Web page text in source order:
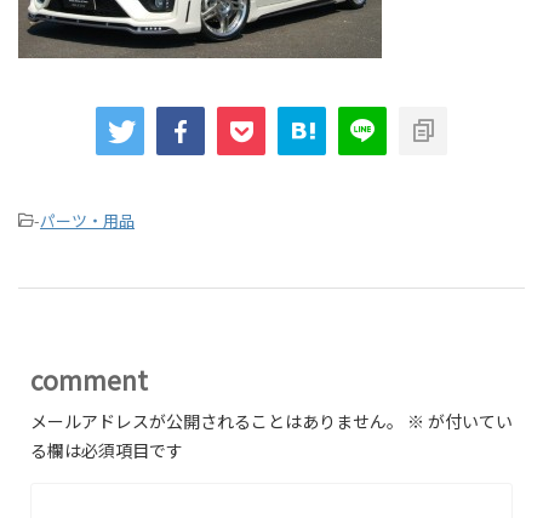
-パーツ・用品
comment
メールアドレスが公開されることはありません。 ※ が付いてい
る欄は必須項目です